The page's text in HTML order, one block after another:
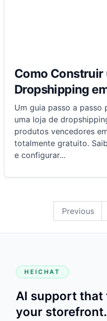
Como Construir
Dropshipping
Um guia passo a passo
uma loja de
produtos vencedores
totalmente gratuito.
e configurar...
Previous
HEICHAT
AI support that
your storefront.